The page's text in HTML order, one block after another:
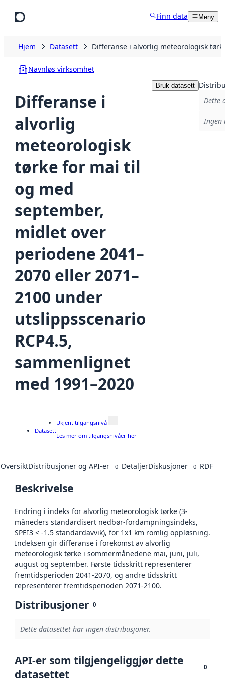
Finn data Meny
Hjem Datasett Differanse i alvorlig meteorologisk
Navnløs virksomhet
Differanse i
alvorlig
meteorologisk
tørke for mai til
og med
september,
midlet over
periodene 2041–
2070 eller 2071–
2100 under
utslippsscenario
RCP4.5,
sammenlignet
med 1991–2020
Bruk datasett
Dette
Ingen
Datasett
Ukjent tilgangsnivå
Les mer om tilgangsnivåer her
OversiktDistribusjoner og API-er 0 DetaljerDiskusjoner 0 RDF
Beskrivelse
Endring i indeks for alvorlig meteorologisk tørke (3-
måneders standardisert nedbør-fordampningsindeks,
SPEI3 < -1.5 standardavvik), for 1x1 km romlig oppløsning.
Indeksen gir differanse i forekomst av alvorlig
meteorologisk tørke i sommermånedene mai, juni, juli,
august og september. Første tidsskritt representerer
fremtidsperioden 2041-2070, og andre tidsskritt
representerer fremtidsperioden 2071-2100.
Distribusjoner 0
Dette datasettet har ingen distribusjoner.
API-er som tilgjengeliggjør dette
datasettet
0